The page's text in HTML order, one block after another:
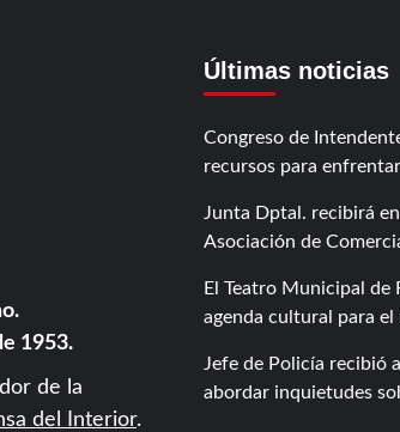
1953.
de la
del Interior.
Últimas noticias
Congreso de
recursos para
Junta Dptal. recibirá
Asociación de
El Teatro Municipal de
agenda cultural para el
Jefe de Policía recibió
abordar inquietudes